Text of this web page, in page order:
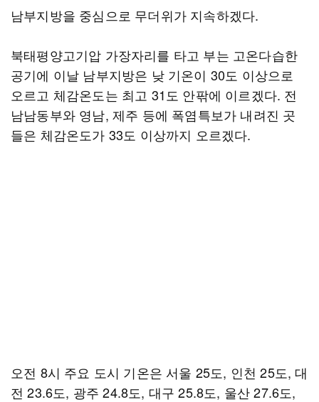
남부지방을 중심으로 무더위가 지속하겠다.
북태평양고기압 가장자리를 타고 부는 고온다습한
공기에 이날 남부지방은 낮 기온이 30도 이상으로
오르고 체감온도는 최고 31도 안팎에 이르겠다. 전
남남동부와 영남, 제주 등에 폭염특보가 내려진 곳
들은 체감온도가 33도 이상까지 오르겠다.
오전 8시 주요 도시 기온은 서울 25도, 인천 25도, 대
전 23.6도, 광주 24.8도, 대구 25.8도, 울산 27.6도,